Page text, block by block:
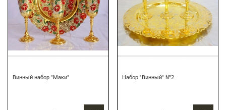
Винный набор "Маки" Набор "Винный" №2